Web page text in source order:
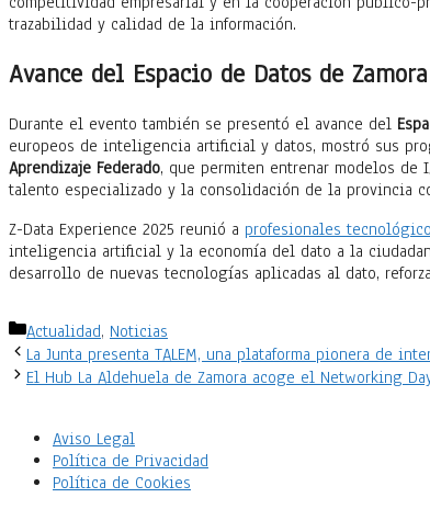
trazabilidad y calidad de la información.
Avance del Espacio de Datos de Zamora
Durante el evento también se presentó el avance del
europeos de inteligencia artificial y datos, mostró sus
Aprendizaje Federado, que permiten entrenar modelos de
talento especializado y la consolidación de la provincia
Z-Data Experience 2025 reunió a profesionales
inteligencia artificial y la economía del dato a la
desarrollo de nuevas tecnologías aplicadas al dato,
Categorías
Actualidad, Noticias
La Junta presenta TALEM, una plataforma pionera de
El Hub La Aldehuela de Zamora acoge el Networking
Aviso Legal
Política de Privacidad
Política de Cookies